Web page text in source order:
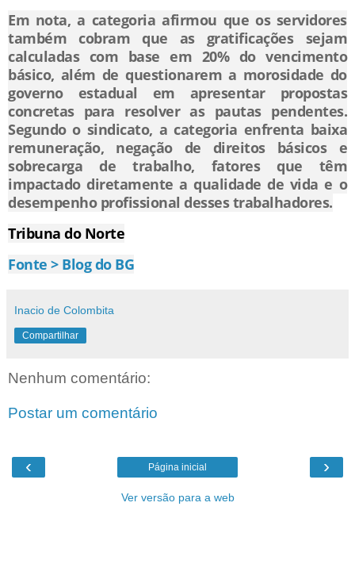
Em nota, a categoria afirmou que os servidores
também cobram que as gratificações sejam
calculadas com base em 20% do vencimento
básico, além de questionarem a morosidade do
governo estadual em apresentar propostas
concretas para resolver as pautas pendentes.
Segundo o sindicato, a categoria enfrenta baixa
remuneração, negação de direitos básicos e
sobrecarga de trabalho, fatores que têm
impactado diretamente a qualidade de vida e o
desempenho profissional desses trabalhadores.
Tribuna do Norte
Fonte > Blog do BG
Inacio de Colombita
Compartilhar
Nenhum comentário:
Postar um comentário
‹ ›
Página inicial
Ver versão para a web